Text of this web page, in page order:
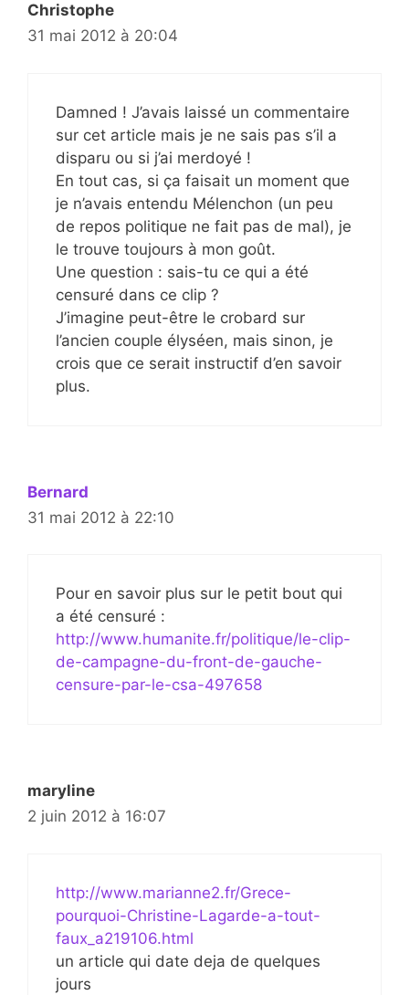
Christophe
31 mai 2012 à 20:04
Damned ! J’avais laissé un commentaire
sur cet article mais je ne sais pas s’il a
disparu ou si j’ai merdoyé !
En tout cas, si ça faisait un moment que
je n’avais entendu Mélenchon (un peu
de repos politique ne fait pas de mal), je
le trouve toujours à mon goût.
Une question : sais-tu ce qui a été
censuré dans ce clip ?
J’imagine peut-être le crobard sur
l’ancien couple élyséen, mais sinon, je
crois que ce serait instructif d’en savoir
plus.
Bernard
31 mai 2012 à 22:10
Pour en savoir plus sur le petit bout qui
a été censuré :
http://www.humanite.fr/politique/le-clip-
de-campagne-du-front-de-gauche-
censure-par-le-csa-497658
maryline
2 juin 2012 à 16:07
http://www.marianne2.fr/Grece-
pourquoi-Christine-Lagarde-a-tout-
faux_a219106.html
un article qui date deja de quelques
jours